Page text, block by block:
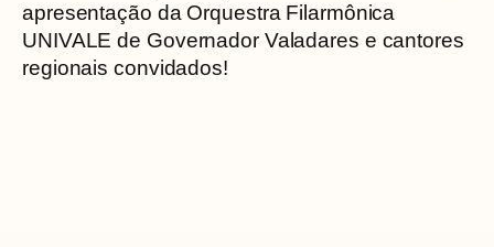
apresentação da Orquestra Filarmônica
UNIVALE de Governador Valadares e cantores
regionais convidados!